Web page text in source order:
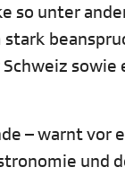
so unter
sowie
– warnt vor
und